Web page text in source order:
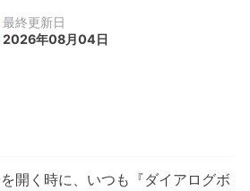
最終更新日
2026年08月04日
開く時に、いつも『ダイアログボ